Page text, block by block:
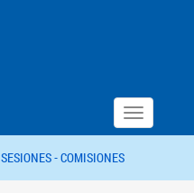
Toggle
navigation
SESIONES -COMISIONES